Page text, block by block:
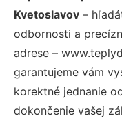
Kvetoslavov –
odbornosti a
adrese –
garantujeme vám
korektné jednanie
dokončenie vašej